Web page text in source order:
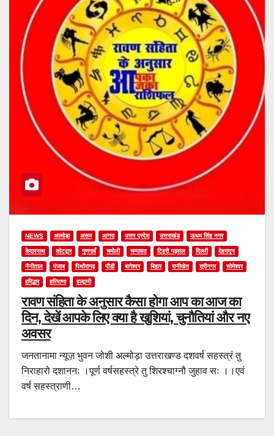
NEWS अल्मोड़ा असम आगरा उत्तर प्रदेश उत्तराखंड ऊधम सिंह नगर
केदारनाथ कोटद्वार गुणगावँ चमोली चम्पावत टिहरी गढ़वाल दिल्ली देहरादून
नैनीताल पंजाब पिथौरागढ़ पौडी बागेश्वर बिहार रानीखेत श्रीनगर सोमेश्वर
हरिद्धार हरियाणा हल्द्वानी
रावण संहिता के अनुसार कैसा होगा आप का आज का
दिन, देखें आपके लिए क्या है खुशियां, चुनौतियां और नए
अवसर
जनतानामा न्यूज़ भुवन जोशी अल्मोड़ा उत्तराखण्ड दशवर्ष सहस्त्रं तु
निराहारो दशाननः ।पूर्ण वर्षसहस्त्रे तु शिरश्चाग्नौ जुहाव सः ।।एवं
वर्ष सहस्त्राणी…